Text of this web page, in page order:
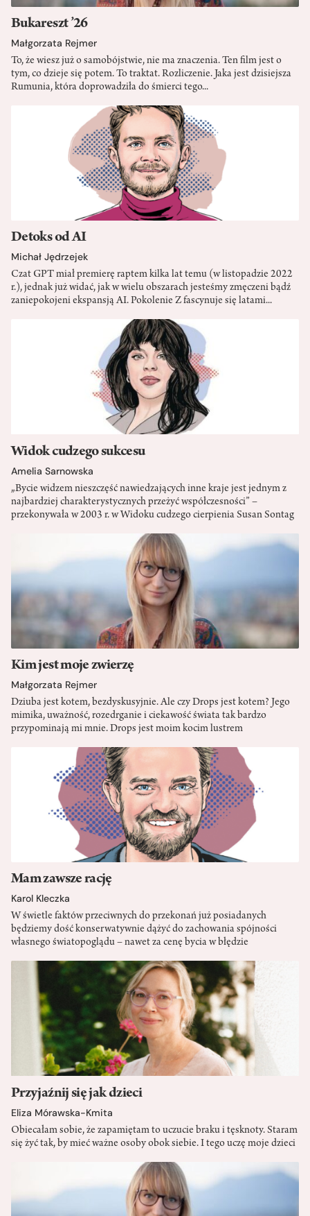
Bukareszt ’26
Małgorzata Rejmer
To, że wiesz już o samobójstwie, nie ma znaczenia. Ten film jest o
tym, co dzieje się potem. To traktat. Rozliczenie. Jaka jest dzisiejsza
Rumunia, która doprowadziła do śmierci tego...
Detoks od AI
Michał Jędrzejek
Czat GPT miał premierę raptem kilka lat temu (w listopadzie 2022
r.), jednak już widać, jak w wielu obszarach jesteśmy zmęczeni bądź
zaniepokojeni ekspansją AI. Pokolenie Z fascynuje się latami...
Widok cudzego sukcesu
Amelia Sarnowska
„Bycie widzem nieszczęść nawiedzających inne kraje jest jednym z
najbardziej charakterystycznych przeżyć współczesności” –
przekonywała w 2003 r. w Widoku cudzego cierpienia Susan Sontag
Kim jest moje zwierzę
Małgorzata Rejmer
Dziuba jest kotem, bezdyskusyjnie. Ale czy Drops jest kotem? Jego
mimika, uważność, rozedrganie i ciekawość świata tak bardzo
przypominają mi mnie. Drops jest moim kocim lustrem
Mam zawsze rację
Karol Kleczka
W świetle faktów przeciwnych do przekonań już posiadanych
będziemy dość konserwatywnie dążyć do zachowania spójności
własnego światopoglądu – nawet za cenę bycia w błędzie
Przyjaźnij się jak dzieci
Eliza Mórawska-Kmita
Obiecałam sobie, że zapamiętam to uczucie braku i tęsknoty. Staram
się żyć tak, by mieć ważne osoby obok siebie. I tego uczę moje dzieci